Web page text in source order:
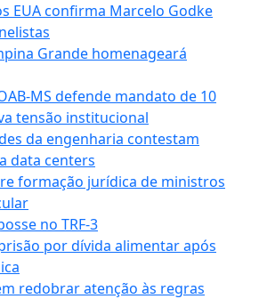
EUA confirma Marcelo Godke
Grande homenageará
MS defende mandato de 10
tensão institucional
da engenharia contestam
data centers
formação jurídica de ministros
no TRF-3
por dívida alimentar após
redobrar atenção às regras